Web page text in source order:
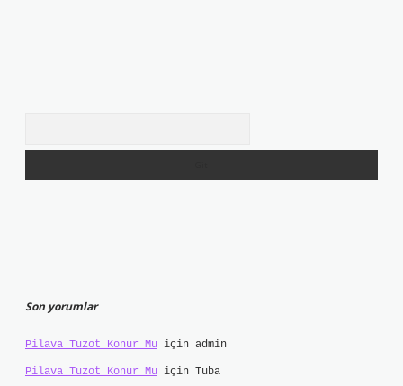
Son yorumlar
Pilava Tuzot Konur Mu için admin
Pilava Tuzot Konur Mu için Tuba